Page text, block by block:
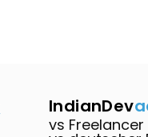
IndianDev
vs Freelancer